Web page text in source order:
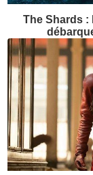
The Shards :